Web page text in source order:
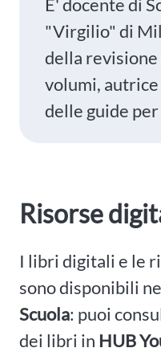
"Virgilio" di
della
volumi,
delle guide
Risorse
I libri digitali e le
sono disponibili
Scuola: puoi
dei libri in HUB